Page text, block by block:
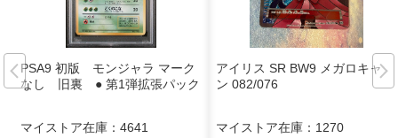
PSA9 初版 モンジャラ マーク
なし 旧裏 ● 第1弾拡張パック
マイストア在庫： 4641
アイリス SR BW9 メガロキャノ
ン 082/076
マイストア在庫： 1270